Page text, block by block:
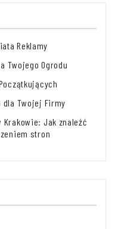
Reklamy
Twojego Ogrodu
dla Twojej Firmy
Jak znaleźć
stron